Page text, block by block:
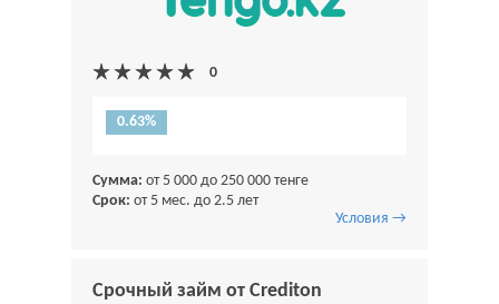
0.63%
Сумма: от 5 000 до 250 000 тенге
Срок: от 5 мес. до 2.5 лет
Условия →
Срочный займ от Crediton